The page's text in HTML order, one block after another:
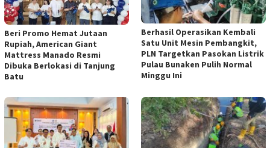
Beri Promo Hemat Jutaan
Rupiah, American Giant
Mattress Manado Resmi
Dibuka Berlokasi di Tanjung
Batu
Berhasil Operasikan Kembali
Satu Unit Mesin Pembangkit,
PLN Targetkan Pasokan Listrik
Pulau Bunaken Pulih Normal
Minggu Ini